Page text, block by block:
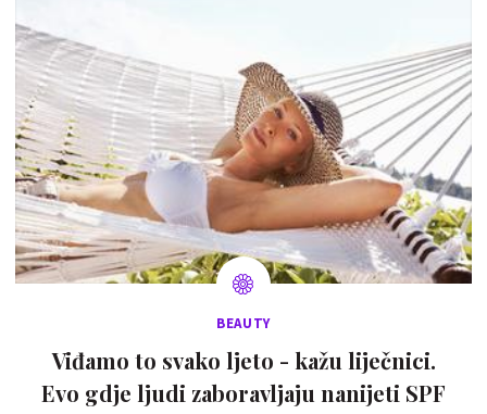
BEAUTY
Viđamo to svako ljeto - kažu liječnici.
Evo gdje ljudi zaboravljaju nanijeti SPF